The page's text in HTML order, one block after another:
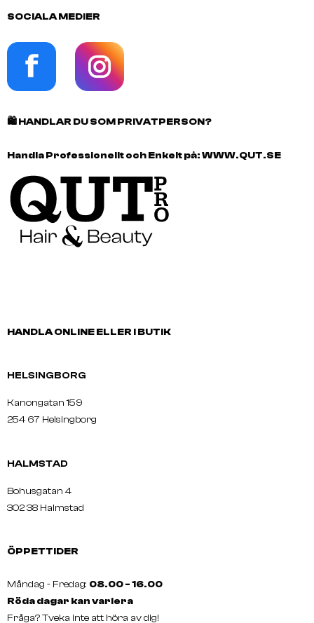
SOCIALA MEDIER
🛍️HANDLAR DU SOM PRIVATPERSON?
Handla Professionellt och Enkelt på:WWW.QUT.SE
HANDLA ONLINE ELLER I BUTIK
HELSINGBORG
Kanongatan 159
254 67 Helsingborg
HALMSTAD
Bohusgatan 4
302 38 Halmstad
ÖPPETTIDER
Måndag - Fredag: 08.00 - 16.00
Röda dagar kan variera
Fråga? Tveka inte att höra av dig!